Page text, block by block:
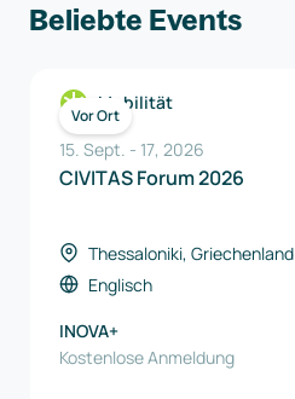
Beliebte Events
Vor Ort
Mobilität
15. Sept. - 17, 2026
CIVITAS Forum 2026
Thessaloniki, Griechenland
Englisch
INOVA+
Kostenlose Anmeldung